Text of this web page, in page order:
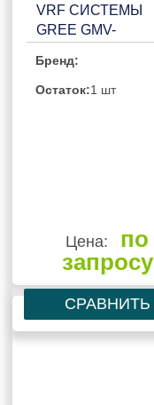
VRF СИСТЕМЫ
GREE GMV-
Бренд:
Остаток:1 шт
Цена:
по
запросу
СРАВНИТЬ